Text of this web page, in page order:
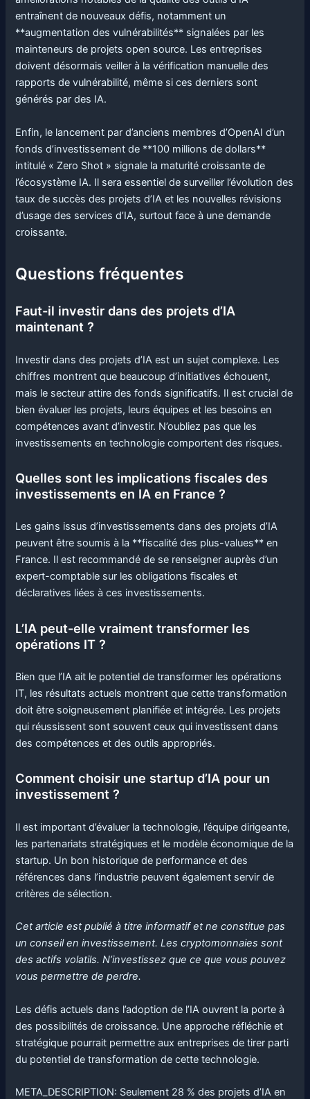
entraînent de nouveaux défis, notamment un
**augmentation des vulnérabilités** signalées par les
mainteneurs de projets open source. Les entreprises
doivent désormais veiller à la vérification manuelle des
rapports de vulnérabilité, même si ces derniers sont
générés par des IA.
Enfin, le lancement par d’anciens membres d’OpenAI d’un
fonds d’investissement de **100 millions de dollars**
intitulé « Zero Shot » signale la maturité croissante de
l’écosystème IA. Il sera essentiel de surveiller l’évolution des
taux de succès des projets d’IA et les nouvelles révisions
d’usage des services d’IA, surtout face à une demande
croissante.
Questions fréquentes
Faut-il investir dans des projets d’IA
maintenant ?
Investir dans des projets d’IA est un sujet complexe. Les
chiffres montrent que beaucoup d’initiatives échouent,
mais le secteur attire des fonds significatifs. Il est crucial de
bien évaluer les projets, leurs équipes et les besoins en
compétences avant d’investir. N’oubliez pas que les
investissements en technologie comportent des risques.
Quelles sont les implications fiscales des
investissements en IA en France ?
Les gains issus d’investissements dans des projets d’IA
peuvent être soumis à la **fiscalité des plus-values** en
France. Il est recommandé de se renseigner auprès d’un
expert-comptable sur les obligations fiscales et
déclaratives liées à ces investissements.
L’IA peut-elle vraiment transformer les
opérations IT ?
Bien que l’IA ait le potentiel de transformer les opérations
IT, les résultats actuels montrent que cette transformation
doit être soigneusement planifiée et intégrée. Les projets
qui réussissent sont souvent ceux qui investissent dans
des compétences et des outils appropriés.
Comment choisir une startup d’IA pour un
investissement ?
Il est important d’évaluer la technologie, l’équipe dirigeante,
les partenariats stratégiques et le modèle économique de la
startup. Un bon historique de performance et des
références dans l’industrie peuvent également servir de
critères de sélection.
Cet article est publié à titre informatif et ne constitue pas
un conseil en investissement. Les cryptomonnaies sont
des actifs volatils. N’investissez que ce que vous pouvez
vous permettre de perdre.
Les défis actuels dans l’adoption de l’IA ouvrent la porte à
des possibilités de croissance. Une approche réfléchie et
stratégique pourrait permettre aux entreprises de tirer parti
du potentiel de transformation de cette technologie.
META_DESCRIPTION: Seulement 28 % des projets d’IA en